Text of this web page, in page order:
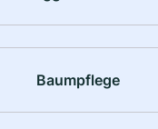
Baumpflege